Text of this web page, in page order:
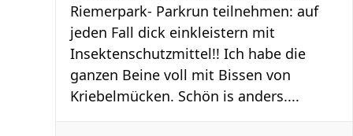
Riemerpark- Parkrun teilnehmen: auf
jeden Fall dick einkleistern mit
Insektenschutzmittel!! Ich habe die
ganzen Beine voll mit Bissen von
Kriebelmücken. Schön is anders....